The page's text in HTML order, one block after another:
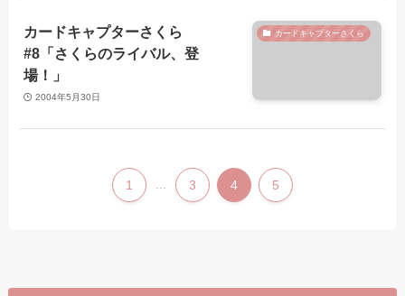
カードキャプターさくら
カードキャプターさくら
#8「さくらのライバル、登
場！」
2004年5月30日
1 ... 3 4 5